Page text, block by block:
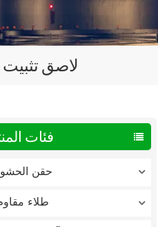
لاصق
فئات
حقن الحشو
طلاء